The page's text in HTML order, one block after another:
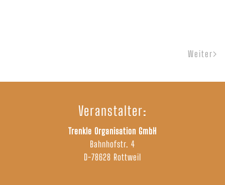
Weiter
Veranstalter:
Trenkle Organisation GmbH
Bahnhofstr. 4
D-78628 Rottweil